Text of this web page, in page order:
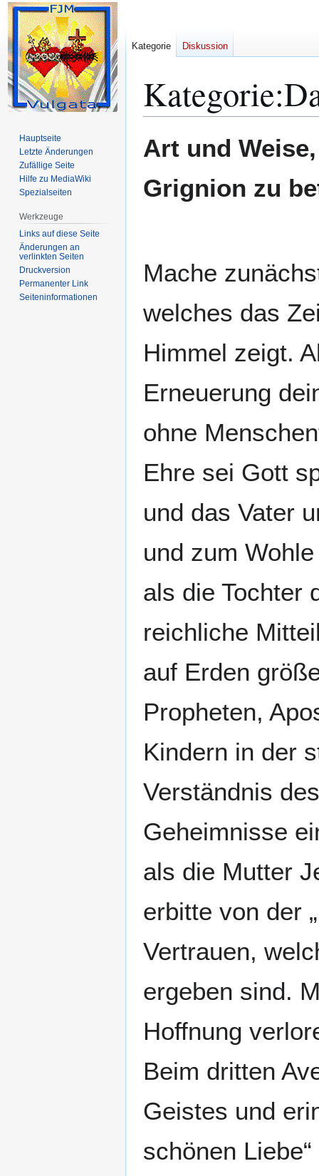
Kategorie:
Navigation
Suche
Art und
Grignion zu
Mache
welches das
Himmel zeigt.
Erneuerung
ohne
Ehre sei Gott
und das Vater
und zum
als die Tochter
reichliche
auf Erden
Propheten,
Kindern in der
Verständnis
Geheimnisse
als die Mutter
erbitte von der
Vertrauen,
ergeben sind.
Hoffnung
Beim dritten
Geistes und
schönen
Kategorie Diskussion
Hauptseite
Letzte Änderungen
Zufällige Seite
Hilfe zu MediaWiki
Spezialseiten
Werkzeuge
Links auf diese Seite
Änderungen an
verlinkten Seiten
Druckversion
Permanenter Link
Seiten­­informationen